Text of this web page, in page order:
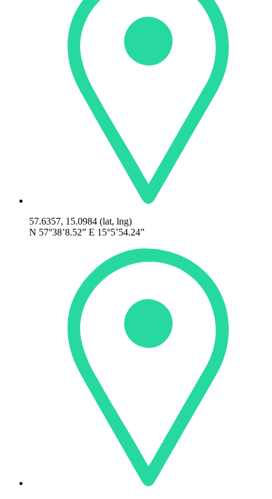
57.6357, 15.0984 (lat, lng)
N 57°38’8.52” E 15°5’54.24”